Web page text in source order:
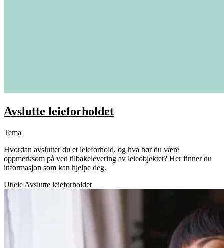
Avslutte leieforholdet
Tema
Hvordan avslutter du et leieforhold, og hva bør du være
oppmerksom på ved tilbakelevering av leieobjektet? Her finner du
informasjon som kan hjelpe deg.
Utleie Avslutte leieforholdet